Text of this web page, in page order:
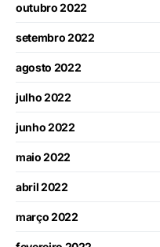
outubro 2022
setembro 2022
agosto 2022
julho 2022
junho 2022
maio 2022
abril 2022
março 2022